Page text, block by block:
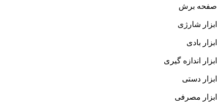
صفحه برش
ابزار شارژی
ابزار بادی
ابزار اندازه گیری
ابزار دستی
ابزار مصرفی